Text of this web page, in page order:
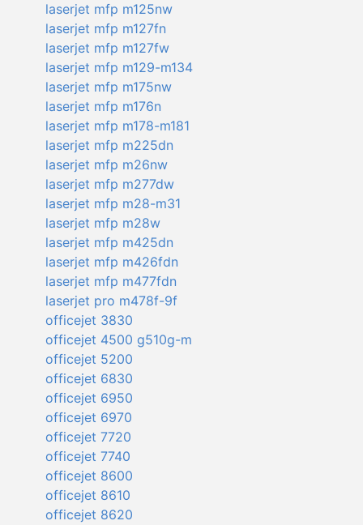
laserjet mfp m125nw
laserjet mfp m127fn
laserjet mfp m127fw
laserjet mfp m129-m134
laserjet mfp m175nw
laserjet mfp m176n
laserjet mfp m178-m181
laserjet mfp m225dn
laserjet mfp m26nw
laserjet mfp m277dw
laserjet mfp m28-m31
laserjet mfp m28w
laserjet mfp m425dn
laserjet mfp m426fdn
laserjet mfp m477fdn
laserjet pro m478f-9f
officejet 3830
officejet 4500 g510g-m
officejet 5200
officejet 6830
officejet 6950
officejet 6970
officejet 7720
officejet 7740
officejet 8600
officejet 8610
officejet 8620